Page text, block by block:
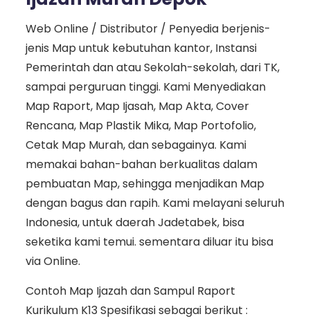
Web Online / Distributor / Penyedia berjenis-
jenis Map untuk kebutuhan kantor, Instansi
Pemerintah dan atau Sekolah-sekolah, dari TK,
sampai perguruan tinggi. Kami Menyediakan
Map Raport, Map Ijasah, Map Akta, Cover
Rencana, Map Plastik Mika, Map Portofolio,
Cetak Map Murah, dan sebagainya. Kami
memakai bahan-bahan berkualitas dalam
pembuatan Map, sehingga menjadikan Map
dengan bagus dan rapih. Kami melayani seluruh
Indonesia, untuk daerah Jadetabek, bisa
seketika kami temui. sementara diluar itu bisa
via Online.
Contoh Map Ijazah dan Sampul Raport
Kurikulum K13 Spesifikasi sebagai berikut :